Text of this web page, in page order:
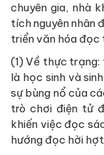
chuyên gia, nhà
tích nguyên nhân
triển văn hóa đọc
(1) Về thực
là học sinh và
sự bùng nổ của
trò chơi điện tử
khiến việc đọc
hướng đọc hời